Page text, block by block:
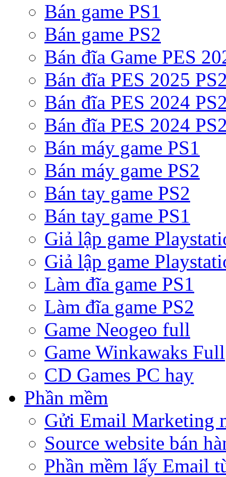
Bán game PS1
Bán game PS2
Bán đĩa Game PES
Bán đĩa PES 2025
Bán đĩa PES 2024
Bán đĩa PES 2024
Bán máy game PS1
Bán máy game PS2
Bán tay game PS2
Bán tay game PS1
Giả lập game
Giả lập game
Làm đĩa game PS1
Làm đĩa game PS2
Game Neogeo full
Game Winkawaks Full
CD Games PC hay
Phần mềm
Gửi Email Marketing
Source website bán
Phần mềm lấy Email